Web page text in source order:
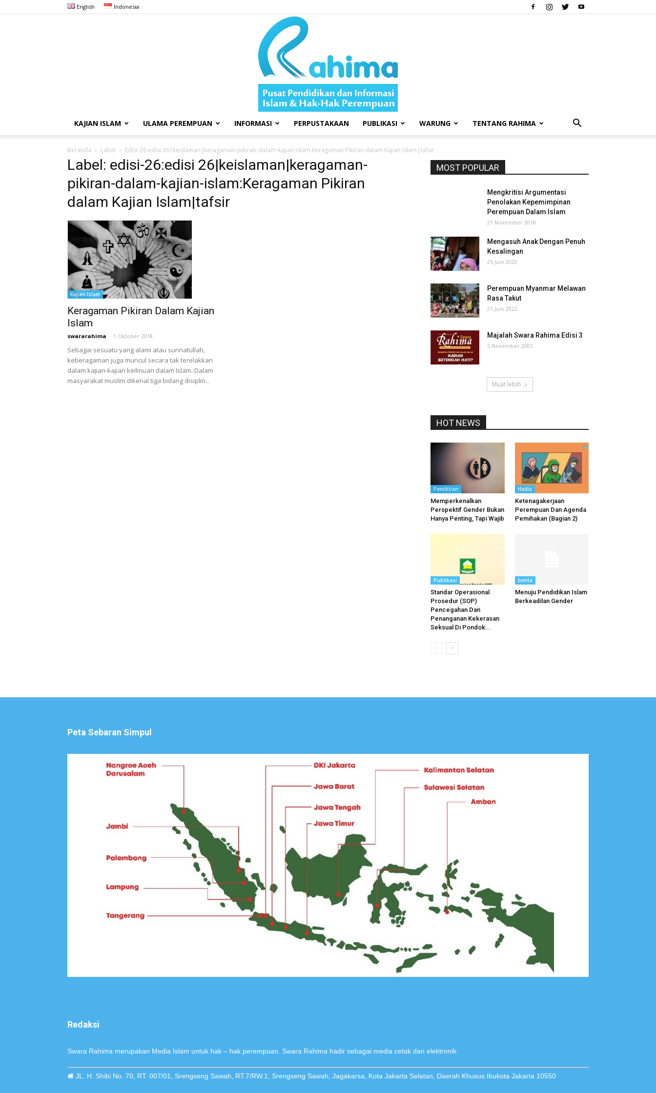
English Indonesia
KAJIAN ISLAM ULAMA PEREMPUAN INFORMASI PERPUSTAKAAN PUBLIKASI WARUNG TENTANG RAHIMA
Beranda Label Edisi-26:edisi 26|keislaman|keragaman-pikiran-dalam-kajian-islam:Keragaman Pikiran dalam Kajian Islam|tafsir
Label: edisi-26:edisi 26|keislaman|keragaman-
pikiran-dalam-kajian-islam:Keragaman Pikiran
dalam Kajian Islam|tafsir
Kajian Islam
Keragaman Pikiran Dalam Kajian
Islam
swararahima - 1 Oktober 2018
Sebagai sesuatu yang alami atau sunnatullah,
keberagaman juga muncul secara tak terelakkan
dalam kajian-kajian keilmuan dalam Islam. Dalam
masyarakat muslim dikenal tiga bidang disiplin...
MOST POPULAR
Mengkritisi Argumentasi
Penolakan Kepemimpinan
Perempuan Dalam Islam
21 November 2018
Mengasuh Anak Dengan Penuh
Kesalingan
25 Juni 2020
Perempuan Myanmar Melawan
Rasa Takut
21 Juni 2022
Majalah Swara Rahima Edisi 3
5 November 2001
Muat lebih
HOT NEWS
Pemikiran
Memperkenalkan
Perspektif Gender Bukan
Hanya Penting, Tapi Wajib
Hadis
Ketenagakerjaan
Perempuan Dan Agenda
Pemihakan (Bagian 2)
Publikasi
Standar Operasional
Prosedur (SOP)
Pencegahan Dan
Penanganan Kekerasan
Seksual Di Pondok...
berita
Menuju Pendidikan Islam
Berkeadilan Gender
Peta Sebaran Simpul
Redaksi
Swara Rahima merupakan Media Islam untuk hak – hak perempuan. Swara Rahima hadir sebagai media cetak dan elektronik.
JL. H. Shibi No. 70, RT. 007/01, Srengseng Sawah, RT.7/RW.1, Srengseng Sawah, Jagakarsa, Kota Jakarta Selatan, Daerah Khusus Ibukota Jakarta 10550